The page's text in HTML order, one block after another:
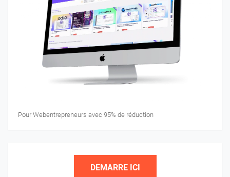
Pour Webentrepreneurs avec 95% de réduction
DEMARRE ICI